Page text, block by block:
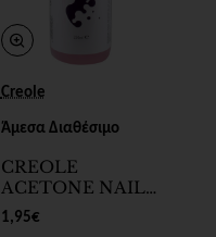
Creole
Άμεσα Διαθέσιμο
CREOLE
ACETONE NAIL
POLISH
REMOVER ΜΕ
1,95€